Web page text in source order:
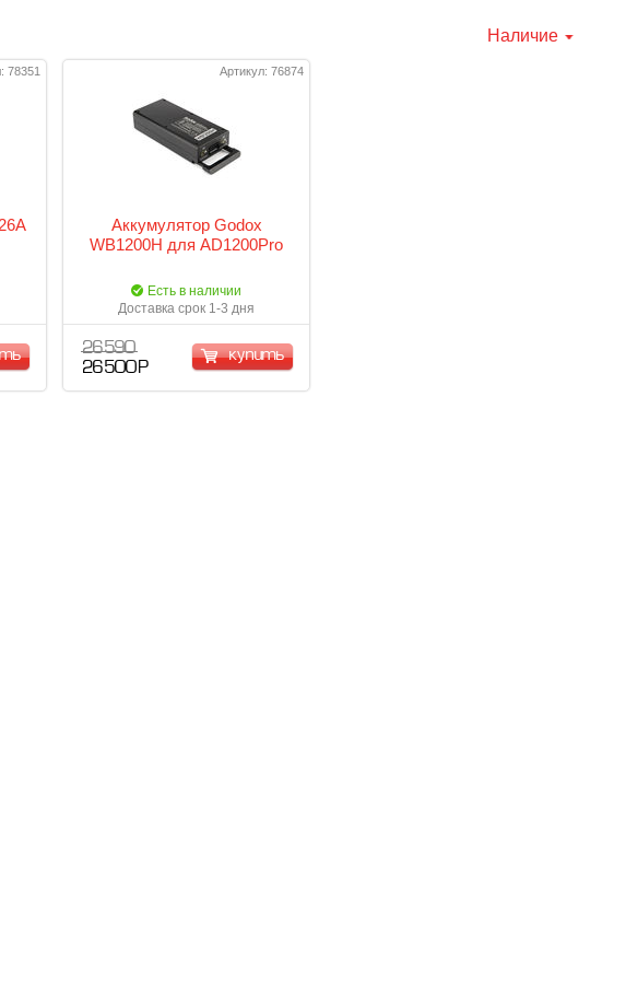
Наличие
78351 Артикул: 76874
Аккумулятор Godox
WB1200H для AD1200Pro
Есть в наличии
Доставка срок 1-3 дня
26 590
26 500 Р
купить